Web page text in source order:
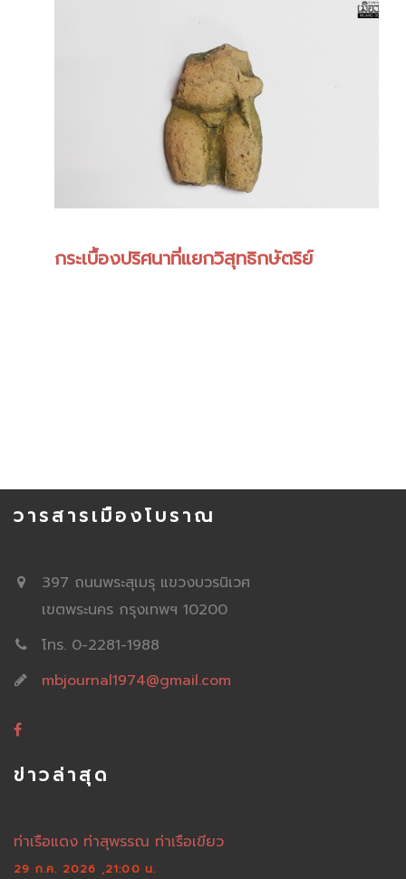
กระเบื้องปริศนาที่แยกวิสุทธิกษัตริย์
วารสารเมืองโบราณ
397 ถนนพระสุเมรุ แขวงบวรนิเวศ
เขตพระนคร กรุงเทพฯ 10200
โทร. 0-2281-1988
mbjournal1974@gmail.com
ข่าวล่าสุด
ท่าเรือแดง ท่าสุพรรณ ท่าเรือเขียว
29 ก.ค. 2026 ,21:00 น.